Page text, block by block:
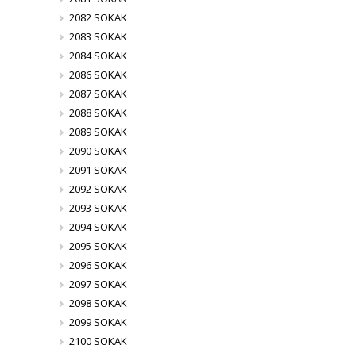
2082 SOKAK
2083 SOKAK
2084 SOKAK
2086 SOKAK
2087 SOKAK
2088 SOKAK
2089 SOKAK
2090 SOKAK
2091 SOKAK
2092 SOKAK
2093 SOKAK
2094 SOKAK
2095 SOKAK
2096 SOKAK
2097 SOKAK
2098 SOKAK
2099 SOKAK
2100 SOKAK